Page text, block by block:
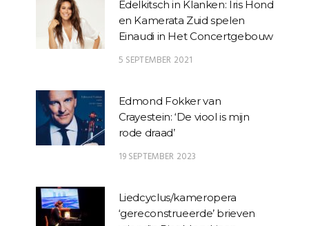
Edelkitsch in Klanken: Iris Hond
en Kamerata Zuid spelen
Einaudi in Het Concertgebouw
5 SEPTEMBER 2021
Edmond Fokker van
Crayestein: ‘De viool is mijn
rode draad’
19 SEPTEMBER 2023
Liedcyclus/kameropera
‘gereconstrueerde’ brieven